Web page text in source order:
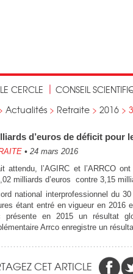
LE CERCLE CONSEIL
Actualités > Retraite > 2016 >
d’euros de déficit pour
• 24 mars 2016
attendu, l’AGIRC et l’ARRCO
milliards d’euros contre 3,15
national interprofessionnel du
étant entré en vigueur en 2016
présente en 2015 un résultat
Arrco enregistre un
CET ARTICLE